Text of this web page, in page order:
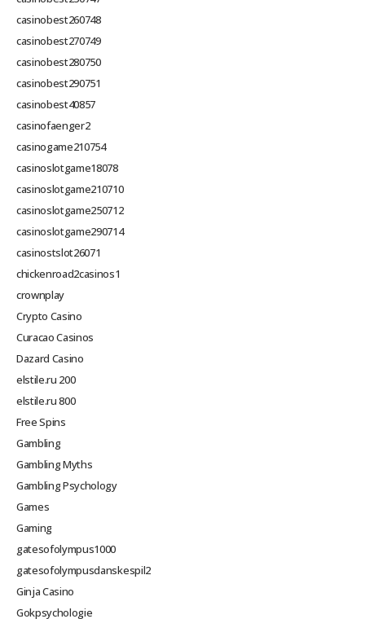
casinobest260748
casinobest270749
casinobest280750
casinobest290751
casinobest40857
casinofaenger2
casinogame210754
casinoslotgame18078
casinoslotgame210710
casinoslotgame250712
casinoslotgame290714
casinostslot26071
chickenroad2casinos1
crownplay
Crypto Casino
Curacao Casinos
Dazard Casino
elstile.ru 200
elstile.ru 800
Free Spins
Gambling
Gambling Myths
Gambling Psychology
Games
Gaming
gatesofolympus1000
gatesofolympusdanskespil2
Ginja Casino
Gokpsychologie